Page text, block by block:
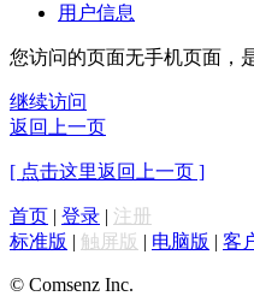
用户信息
您访问的页面无手机页面，
继续访问
返回上一页
[ 点击这里返回上一页 ]
首页 | 登录 | 注册
标准版 | 触屏版 | 电脑版 | 客
© Comsenz Inc.